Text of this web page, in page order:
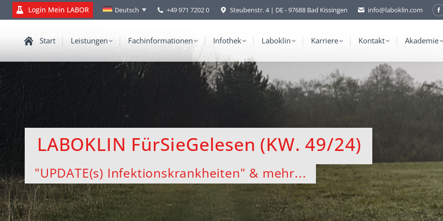
Login Mein LABOR Deutsch +49 971 7202 0 Steubenstr. 4 | DE - 97688 Bad Kissingen info@laboklin.com
Start Leistungen Fachinformationen Infothek Laboklin Karriere Kontakt Akademie
LABOKLIN FürSieGelesen (KW. 49/24)
"UPDATE(s) Infektionskrankheiten" & mehr...